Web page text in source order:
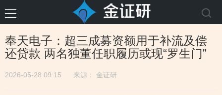
奉天电子：超三成募资额用于补流及偿
还贷款 两名独董任职履历或现“罗生门”
2026-05-28 09:15 来源： 金证研